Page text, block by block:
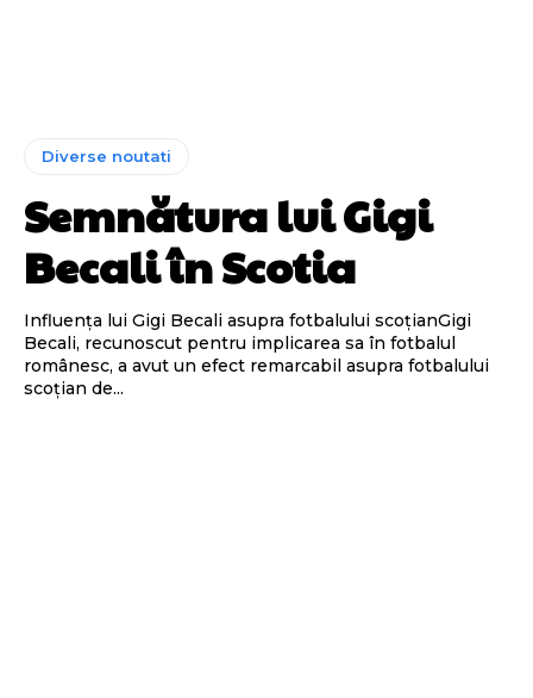
Diverse noutati
Semnătura lui Gigi
Becali în Scotia
Influența lui Gigi Becali asupra fotbalului scoțianGigi
Becali, recunoscut pentru implicarea sa în fotbalul
românesc, a avut un efect remarcabil asupra fotbalului
scoțian de...